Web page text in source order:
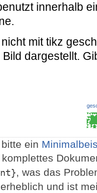
innerhalb
mit tikz
dargestellt.
ein
, was das
und ist